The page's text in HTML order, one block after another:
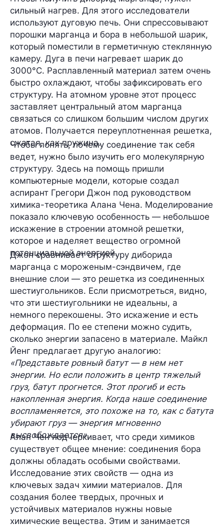
сильный нагрев. Для этого исследователи
используют дуговую печь. Они спрессовывают
порошки марганца и бора в небольшой шарик,
который поместили в герметичную стеклянную
камеру. Дуга в печи нагревает шарик до
3000°C. Расплавленный материал затем очень
быстро охлаждают, чтобы зафиксировать его
структуру. На атомном уровне этот процесс
заставляет центральный атом марганца
связаться со слишком большим числом других
атомов. Получается переуплотненная решетка,
сжатая, как пружина.
Чтобы понять, почему соединение так себя
ведет, нужно было изучить его молекулярную
структуру. Здесь на помощь пришли
компьютерные модели, которые создал
аспирант Грегори Джон под руководством
химика-теоретика Алана Чена. Моделирование
показало ключевую особенность — небольшое
искажение в строении атомной решетки,
которое и наделяет вещество огромной
потенциальной энергией.
Джон сравнивает структуру диборида
марганца с мороженым-сэндвичем, где
внешние слои — это решетка из соединенных
шестиугольников. Если присмотреться, видно,
что эти шестиугольники не идеальны, а
немного перекошены. Это искажение и есть
деформация. По ее степени можно судить,
сколько энергии запасено в материале. Майкл
Йенг предлагает другую аналогию:
«Представьте ровный батут — в нем нет
энергии. Но если положить в центр тяжелый
груз, батут прогнется. Этот прогиб и есть
накопленная энергия. Когда наше соединение
воспламеняется, это похоже на то, как с батута
убирают груз — энергия мгновенно
высвобождается».
Алан Чен подчеркивает, что среди химиков
существует общее мнение: соединения бора
должны обладать особыми свойствами.
Исследование этих свойств — одна из
ключевых задач химии материалов. Для
создания более твердых, прочных и
устойчивых материалов нужны новые
химические вещества. Этим и занимается